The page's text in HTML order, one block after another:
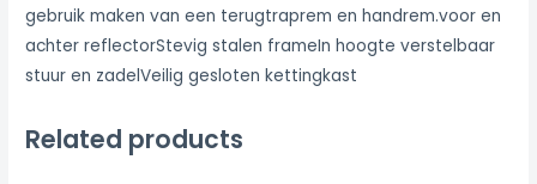
gebruik maken van een terugtraprem en handrem.voor en
achter reflectorStevig stalen frameIn hoogte verstelbaar
stuur en zadelVeilig gesloten kettingkast
Related products